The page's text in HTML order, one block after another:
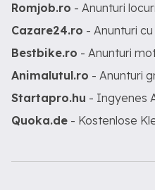
Romjob.ro - Anunturi
Cazare24.ro - Anunturi
Bestbike.ro - Anunturi
Animalutul.ro - Anunturi
Startapro.hu - Ingyenes
Quoka.de - Kostenlose